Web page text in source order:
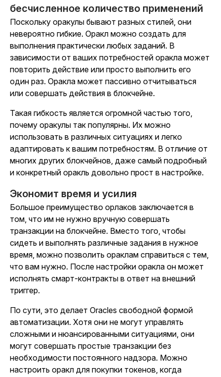
бесчисленное количество применений
Поскольку оракулы бывают разных стилей, они
невероятно гибкие. Оракл можно создать для
выполнения практически любых заданий. В
зависимости от ваших потребностей оракла может
повторить действие или просто выполнить его
один раз. Оракла может пассивно отчитываться
или совершать действия в блокчейне.
Такая гибкость является огромной частью того,
почему оракулы так популярны. Их можно
использовать в различных ситуациях и легко
адаптировать к вашим потребностям. В отличие от
многих других блокчейнов, даже самый подробный
и конкретный оракль довольно прост в настройке.
Экономит время и усилия
Большое преимущество орлаков заключается в
том, что им не нужно вручную совершать
транзакции на блокчейне. Вместо того, чтобы
сидеть и выполнять различные задания в нужное
время, можно позволить ораклам справиться с тем,
что вам нужно. После настройки оракла он может
исполнять смарт-контракты в ответ на внешний
триггер.
По сути, это делает Oracles свободной формой
автоматизации. Хотя они не могут управлять
сложными и нюансированными ситуациями, они
могут совершать простые транзакции без
необходимости постоянного надзора. Можно
настроить оракл для покупки токенов, когда